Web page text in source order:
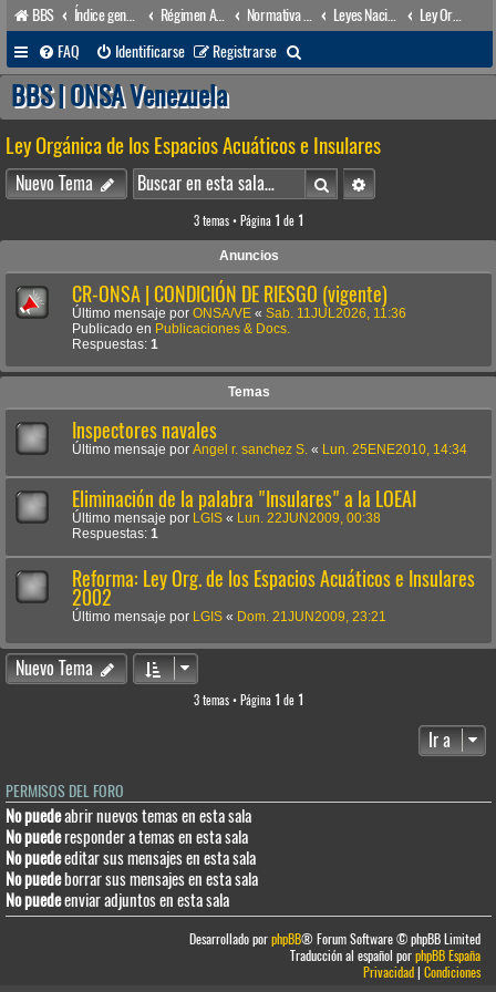
BBS Índice general Régimen Acuático venezolano Leyes Nacionales
Ley Orgánica de los Espacios Acuáticos e Insulares
FAQ
Identificarse Registrarse
u
c
a
r
BBS | ONSA Venezuela
Ley Orgánica de los Espacios Acuáticos e Insulares
Nuevo Tema BuscarBúsqueda avanzada
3 temas • Página 1 de 1
Anuncios
CR-ONSA | CONDICIÓN DE RIESGO (vigente)
Último mensaje por ONSA/VE « Sab. 11JUL2026, 11:36
Publicado en Publicaciones & Docs.
Respuestas: 1
Temas
Inspectores navales
Último mensaje por Angel r. sanchez S. « Lun. 25ENE2010, 14:34
Eliminación de la palabra "Insulares" a la LOEAI
Último mensaje por LGIS «
Lun. 22JUN2009, 00:38
Respuestas: 1
Reforma: Ley Org. de los Espacios Acuáticos e Insulares
2002
Último mensaje por LGIS « Dom. 21JUN2009, 23:21
Nuevo Tema
3 temas • Página 1 de 1
Ir a
PERMISOS DEL FORO
No puedeabrir nuevos temas en esta sala
No puederesponder a temas en esta sala
No puedeeditar sus mensajes en esta sala
No puedeborrar sus mensajes en esta sala
No puedeenviar adjuntos en esta sala
Desarrollado porphpBB® Forum Software © phpBB Limited
Traducción al español porphpBB España
Privacidad|Condiciones